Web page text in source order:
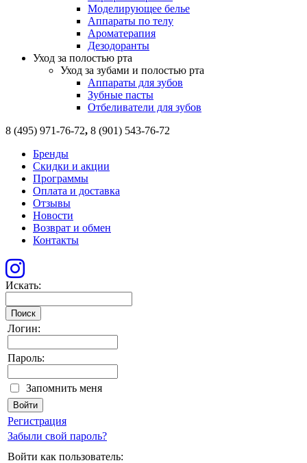
Моделирующее белье
Аппараты по телу
Ароматерапия
Дезодоранты
Уход за полостью рта
Уход за зубами и полостью рта
Аппараты для зубов
Зубные пасты
Отбеливатели для зубов
8 (495) 971-76-72, 8 (901) 543-76-72
Бренды
Скидки и акции
Программы
Оплата и доставка
Отзывы
Новости
Возврат и обмен
Контакты
Искать:
Поиск
Логин:
Пароль:
Запомнить меня
Регистрация
Забыли свой пароль?
Войти как пользователь: